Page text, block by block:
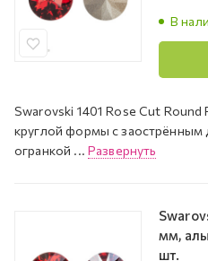
В
Swarovski 1401 Rose Cut Round
круглой формы с
огранкой ... Развернуть
мм,
шт.